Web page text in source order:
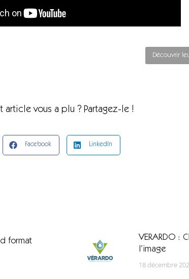
Découvrir
article vous a plu ? Partagez-le !
Facebook LinkedIn
format
VERARDO :
l’image
18 décembre